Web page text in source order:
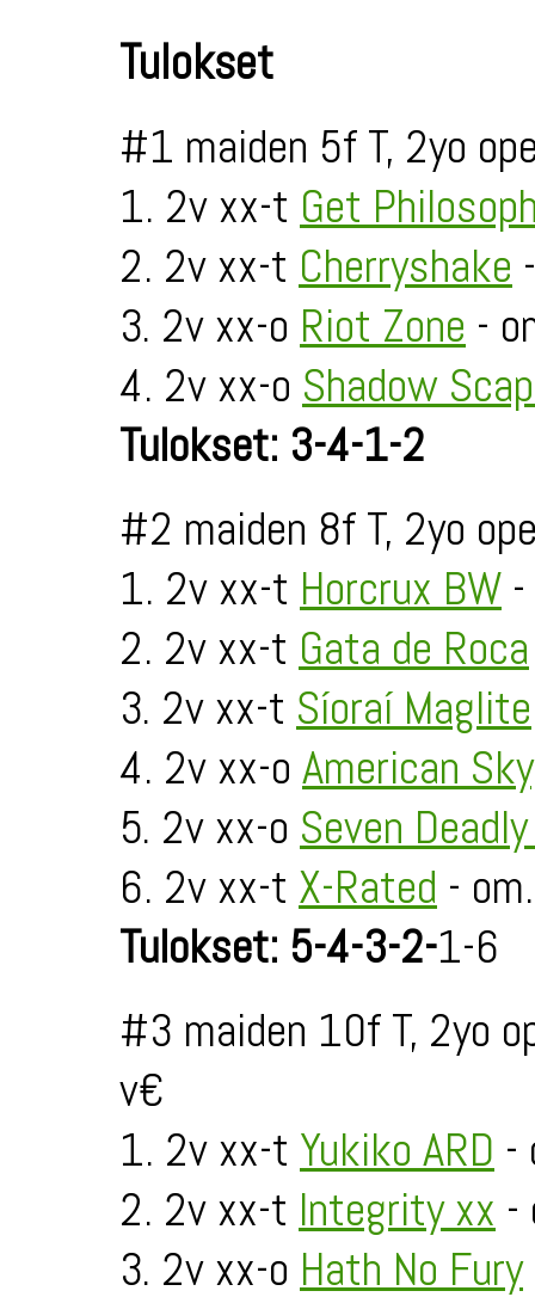
Tulokset
#1 maiden 5f T, 2yo
1. 2v xx-t Get
2. 2v xx-t Cherryshake
3. 2v xx-o Riot Zone -
4. 2v xx-o Shadow
Tulokset: 3-4-1-2
#2 maiden 8f T, 2yo
1. 2v xx-t Horcrux BW
2. 2v xx-t Gata de Roca
3. 2v xx-t Síoraí Maglite
4. 2v xx-o American
5. 2v xx-o Seven
6. 2v xx-t X-Rated -
Tulokset: 5-4-3-2-1-6
#3 maiden 10f T, 2yo
v€
1. 2v xx-t Yukiko ARD -
2. 2v xx-t Integrity xx -
3. 2v xx-o Hath No Fury